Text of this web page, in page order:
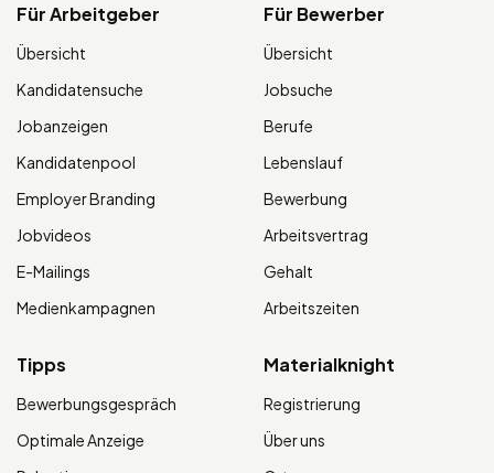
Für Arbeitgeber
Übersicht
Kandidatensuche
Jobanzeigen
Kandidatenpool
Employer Branding
Jobvideos
E-Mailings
Medienkampagnen
Für Bewerber
Übersicht
Jobsuche
Berufe
Lebenslauf
Bewerbung
Arbeitsvertrag
Gehalt
Arbeitszeiten
Tipps
Bewerbungsgespräch
Optimale Anzeige
Materialknight
Registrierung
Über uns